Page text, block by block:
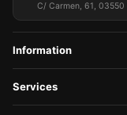
C/ Carmen, 61, 03550
Information
Services